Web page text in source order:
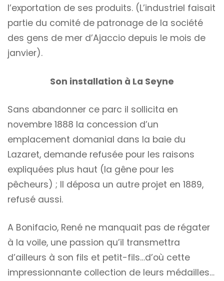
l’exportation de ses produits. (L’industriel faisait
partie du comité de patronage de la société
des gens de mer d’Ajaccio depuis le mois de
janvier).
Son installation à La Seyne
Sans abandonner ce parc il sollicita en
novembre 1888 la concession d’un
emplacement domanial dans la baie du
Lazaret, demande refusée pour les raisons
expliquées plus haut (la gêne pour les
pêcheurs) ; Il déposa un autre projet en 1889,
refusé aussi.
A Bonifacio, René ne manquait pas de régater
à la voile, une passion qu’il transmettra
d’ailleurs à son fils et petit-fils…d’où cette
impressionnante collection de leurs médailles…